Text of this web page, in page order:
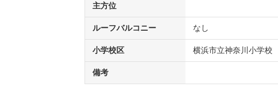
主方位
ルーフバルコニー なし
小学校区 横浜市立神奈川小学校
備考